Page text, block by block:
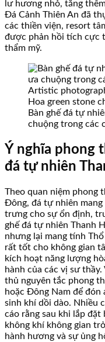
lư hương nhỏ, tăng
Đá Cảnh Thiên An đã
các thiền viện, resort
được phản hồi tích cực
thẩm mỹ.
Bàn ghế đá tự
chuộng trong các
Ý nghĩa phong
đá tự nhiên
Theo quan niệm phong
Đông, đá tự nhiên
trưng cho sự ổn định,
ghế đá tự nhiên Thanh
nhưng lại mang tính
rất tốt cho không gian
kích hoạt năng lượng
hành của các vị sư
thủ nguyên tắc phong
hoặc Đông Nam để đón
sinh khí dồi dào. Nhiều
cáo rằng sau khi lắp đặt
không khí không gian
hành hương và sự ủng